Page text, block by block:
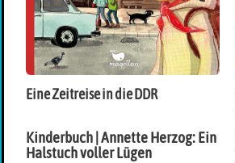
Eine Zeitreise in die DDR
Kinderbuch | Annette Herzog: Ein
Halstuch voller Lügen